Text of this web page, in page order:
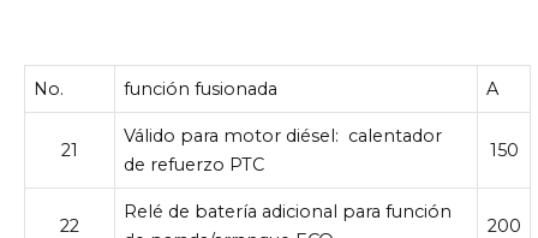
No. función fusionada A
21
Válido para motor diésel: calentador
de refuerzo PTC
150
22
Relé de batería adicional para función
200